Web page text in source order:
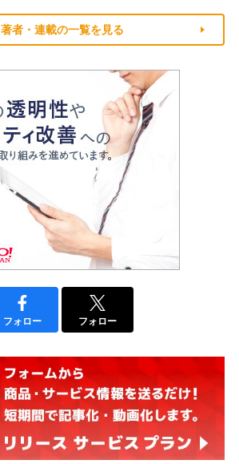
著者・連載の一覧を見る
フォロー フォロー